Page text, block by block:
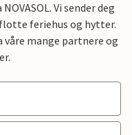
Vi sender deg
feriehus og hytter.
mange partnere og